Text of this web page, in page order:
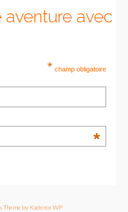
avec
* champ obligatoire
*
Theme by Kadence WP